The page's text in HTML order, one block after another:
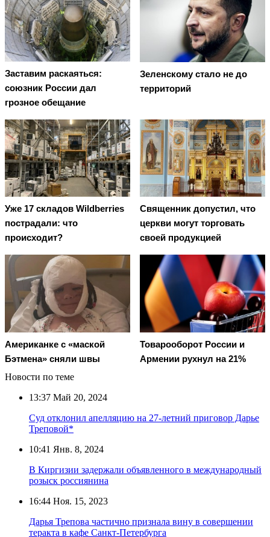
Заставим раскаяться:
союзник России дал
грозное обещание
Зеленскому стало не до
территорий
Уже 17 складов Wildberries
пострадали: что
происходит?
Священник допустил, что
церкви могут торговать
своей продукцией
Американке с «маской
Бэтмена» сняли швы
Товарооборот России и
Армении рухнул на 21%
Новости по теме
13:37 Май 20, 2024
Суд отклонил апелляцию на 27-летний приговор Дарье
Треповой*
10:41 Янв. 8, 2024
В Киргизии задержали объявленного в международный
розыск россиянина
16:44 Ноя. 15, 2023
Дарья Трепова частично признала вину в совершении
теракта в кафе Санкт-Петербурга